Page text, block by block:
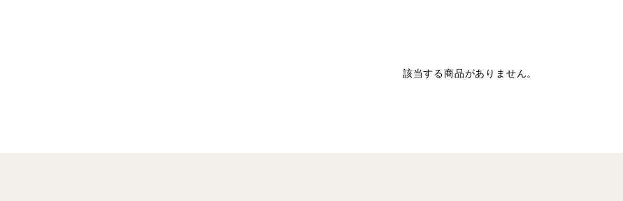
該当する商品がありません。